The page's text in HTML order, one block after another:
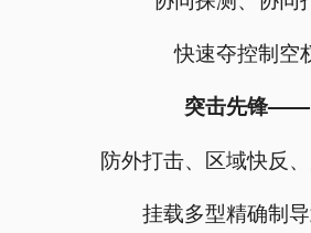
快速夺控制空
突击先锋——
防外打击、区域快反
挂载多型精确制